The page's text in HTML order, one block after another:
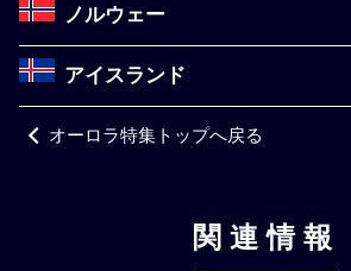
ノルウェー
アイスランド
オーロラ特集トップへ戻る
関連情報